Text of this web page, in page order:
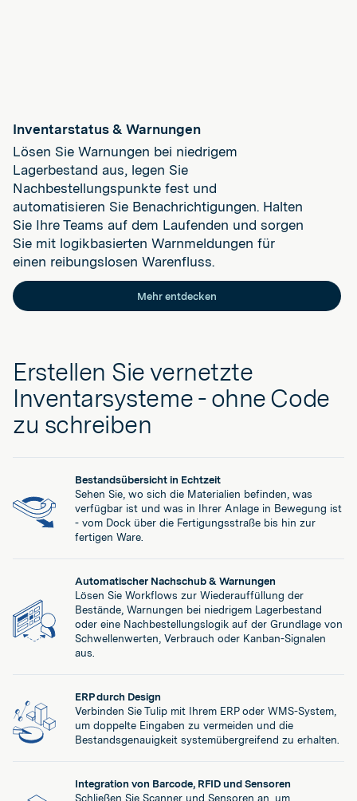
Inventarstatus & Warnungen
Lösen Sie Warnungen bei niedrigem
Lagerbestand aus, legen Sie
Nachbestellungspunkte fest und
automatisieren Sie Benachrichtigungen. Halten
Sie Ihre Teams auf dem Laufenden und sorgen
Sie mit logikbasierten Warnmeldungen für
einen reibungslosen Warenfluss.
Mehr entdecken
Erstellen Sie vernetzte
Inventarsysteme - ohne Code
zu schreiben
Bestandsübersicht in Echtzeit
Sehen Sie, wo sich die Materialien befinden, was
verfügbar ist und was in Ihrer Anlage in Bewegung ist
- vom Dock über die Fertigungsstraße bis hin zur
fertigen Ware.
Automatischer Nachschub & Warnungen
Lösen Sie Workflows zur Wiederauffüllung der
Bestände, Warnungen bei niedrigem Lagerbestand
oder eine Nachbestellungslogik auf der Grundlage von
Schwellenwerten, Verbrauch oder Kanban-Signalen
aus.
ERP durch Design
Verbinden Sie Tulip mit Ihrem ERP oder WMS-System,
um doppelte Eingaben zu vermeiden und die
Bestandsgenauigkeit systemübergreifend zu erhalten.
Integration von Barcode, RFID und Sensoren
Schließen Sie Scanner und Sensoren an, um